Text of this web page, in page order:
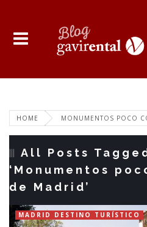
HOME MONUMENTOS POCO
All Posts
‘Monumentos
de Madrid’
MADRID DESTINO TURÍSTICO